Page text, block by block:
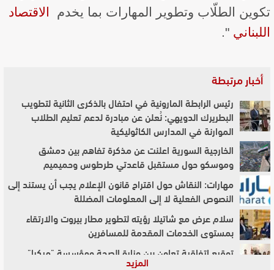
تكوين الطلّاب وتطوير المهارات بما يخدم ​
الاقتصاد
اللبناني ​".
أخبار مرتبطة
رئيس الرابطة المارونية في احتفال بالذكرى الثانية لتطويب
البطريرك الدويهي: نُعلن عن مبادرة لدعم تعليم الطلاب
الموارنة في المدارس الكاثوليكية
الخارجية السورية اعلنت عن مذكرة تفاهم بين دمشق
وموسكو حول مستقبل قاعدتي طرطوس وحميميم
مهارات: النقاش حول اقتراح قانون الإعلام يجب أن يستند إلى
النصوص الفعلية لا إلى المعلومات المضللة
سلام عرض مع شاتيلا رؤيته لتطوير مطار بيروت والارتقاء
بمستوى الخدمات المقدمة للمسافرين
توقيع اتفاقية تعاون بين وزارة الصحة ومؤسسة "ميكرا"
المزيد